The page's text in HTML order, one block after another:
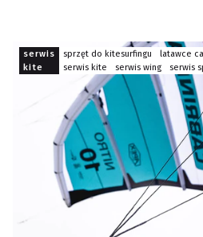
serwis
kite
sprzęt do kitesurfingu latawce
serwis kite
serwis wing serwis